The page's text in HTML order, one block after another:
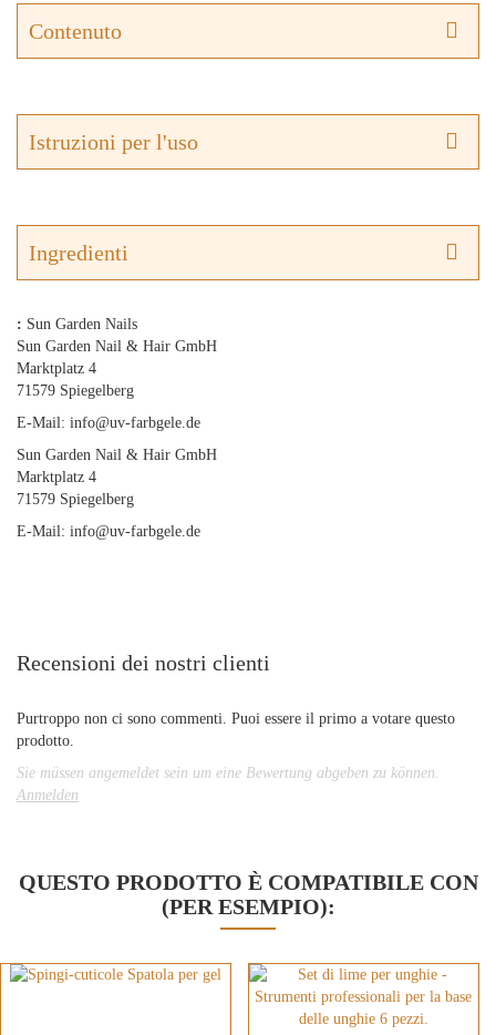
Contenuto
Istruzioni per l'uso
Ingredienti
: Sun Garden Nails
Sun Garden Nail & Hair GmbH
Marktplatz 4
71579 Spiegelberg
E-Mail: info@uv-farbgele.de
Sun Garden Nail & Hair GmbH
Marktplatz 4
71579 Spiegelberg
E-Mail: info@uv-farbgele.de
Recensioni dei nostri clienti
Purtroppo non ci sono commenti. Puoi essere il primo a votare questo
prodotto.
Sie müssen angemeldet sein um eine Bewertung abgeben zu können.
Anmelden
QUESTO PRODOTTO È COMPATIBILE CON
(PER ESEMPIO):